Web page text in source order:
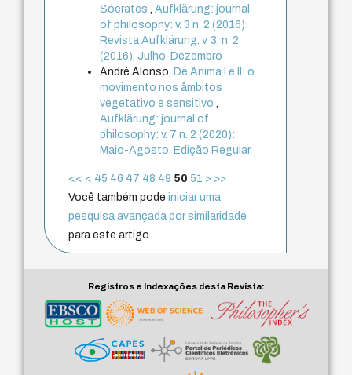
Sócrates
,Aufklärung: journal
of philosophy: v. 3 n. 2 (2016):
Revista Aufklärung. v. 3, n. 2
(2016), Julho-Dezembro
André Alonso,De Anima I e II: o
movimento nos âmbitos
vegetativo e sensitivo
Aufklärung: journal of
philosophy: v. 7 n. 2 (2020):
Maio-Agosto. Edição Regular
<< < 45 46 47 48 49 50 51 > >>
Você também podeiniciar uma
pesquisa avançada por similaridade
para este artigo.
Registros e Indexações desta Revista: